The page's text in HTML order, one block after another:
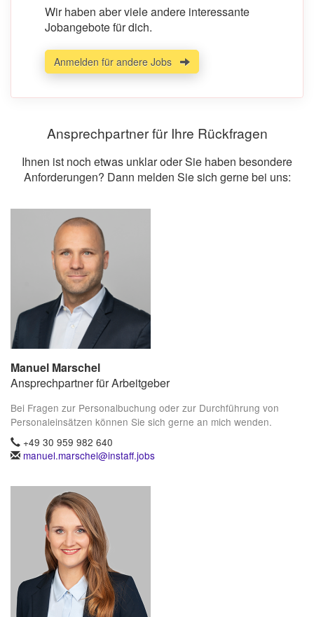
Wir haben aber viele andere interessante
Jobangebote für dich.
Anmelden für andere Jobs
Ansprechpartner für Ihre Rückfragen
Ihnen ist noch etwas unklar oder Sie haben besondere
Anforderungen? Dann melden Sie sich gerne bei uns:
Manuel Marschel
Ansprechpartner für Arbeitgeber
Bei Fragen zur Personalbuchung oder zur Durchführung von
Personaleinsätzen können Sie sich gerne an mich wenden.
+49 30 959 982 640
manuel.marschel@instaff.jobs